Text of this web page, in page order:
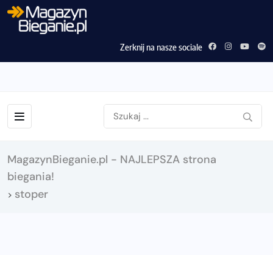
Zerknij na nasze sociale
MagazynBieganie.pl - NAJLEPSZA strona
biegania!
> stoper